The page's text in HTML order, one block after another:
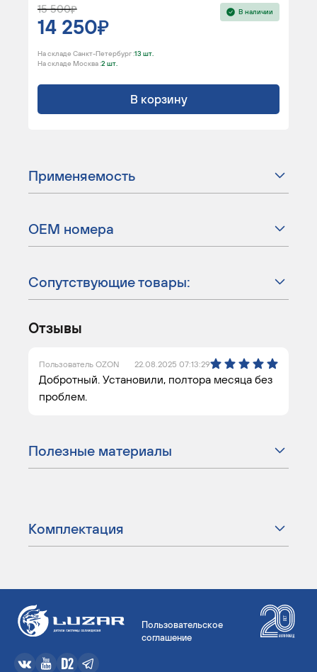
15 500
14 250
В наличии
На складе Санкт-Петербург :13 шт.
На складе Москва :2 шт.
В корзину
Применяемость
ОЕМ номера
Сопутствующие товары:
Отзывы
Пользователь OZON 22.08.2025 07:13:29
Добротный. Установили, полтора месяца без
проблем.
Полезные материалы
Комплектация
Пользовательское
соглашение